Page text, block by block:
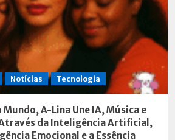
Notícias Tecnologia
Mundo, A-Lina Une IA, Música e
da Inteligência Artificial,
Emocional e a Essência